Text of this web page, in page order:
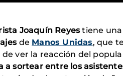
Joaquín Reyestiene una
de Manos Unidas, que
de ver la reacción del
a sortear entre los